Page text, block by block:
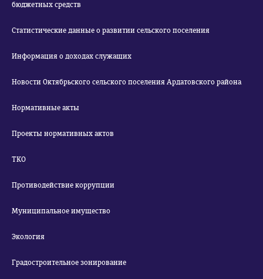
бюджетных средств
Статистические данные о развитии сельского поселения
Информация о доходах служащих
Новости Октябрьского сельского поселения Ардатовского района
Нормативные акты
Проекты нормативных актов
ТКО
Противодействие коррупции
Муниципальное имущество
Экология
Градостроительное зонирование